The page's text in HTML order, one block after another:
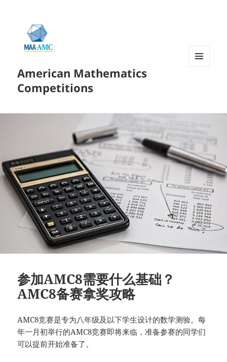
American Mathematics
Competitions
参加AMC8需要什么基础？
AMC8备赛拿奖攻略
AMC8竞赛是专为八年级及以下学生设计的数学测验。每
年一月初举行的AMC8竞赛即将来临，准备参赛的同学们
可以提前开始准备了。